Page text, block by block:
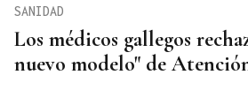
Los médicos gallegos
nuevo modelo" de
SANIDAD